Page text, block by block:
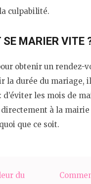
culpabilité.
MARIER VITE
obtenir un rendez-
la durée du mariage,
d’éviter les mois de
directement à la
que ce soit.
du